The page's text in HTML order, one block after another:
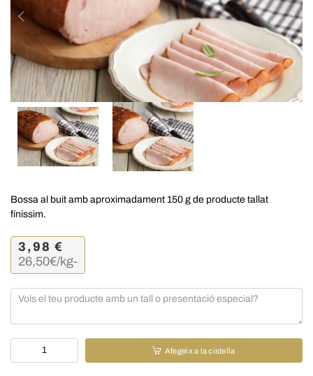
Bossa al buit amb aproximadament 150 g de producte tallat
fínissim.
3,98€
26,50€/kg-
quantitat
de
Afegeix a la cistella